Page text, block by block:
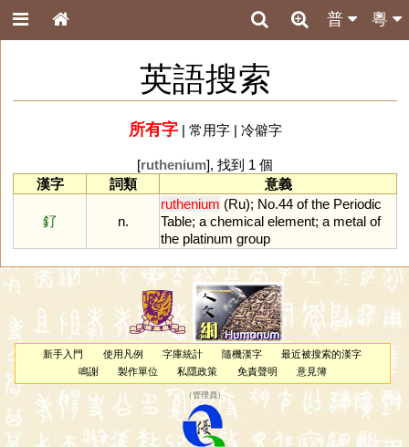
粵
普
英語搜索
所有字| 常用字| 冷僻字
[ruthenium], 找到 1 個
漢字
詞類 意義
釕 n.
ruthenium (Ru); No.44 of the Periodic
Table; a chemical element; a metal of
the platinum group
新手入門 使用凡例 字庫統計 隨機漢字
最近被搜索的漢字
鳴謝
製作單位 私隱政策 免責聲明 意見簿
（管理員 ）